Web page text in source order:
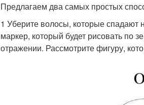
Предлагаем два самых простых
1 Уберите волосы, которые спадают
маркер, который будет рисовать по
отражении. Рассмотрите фигуру,